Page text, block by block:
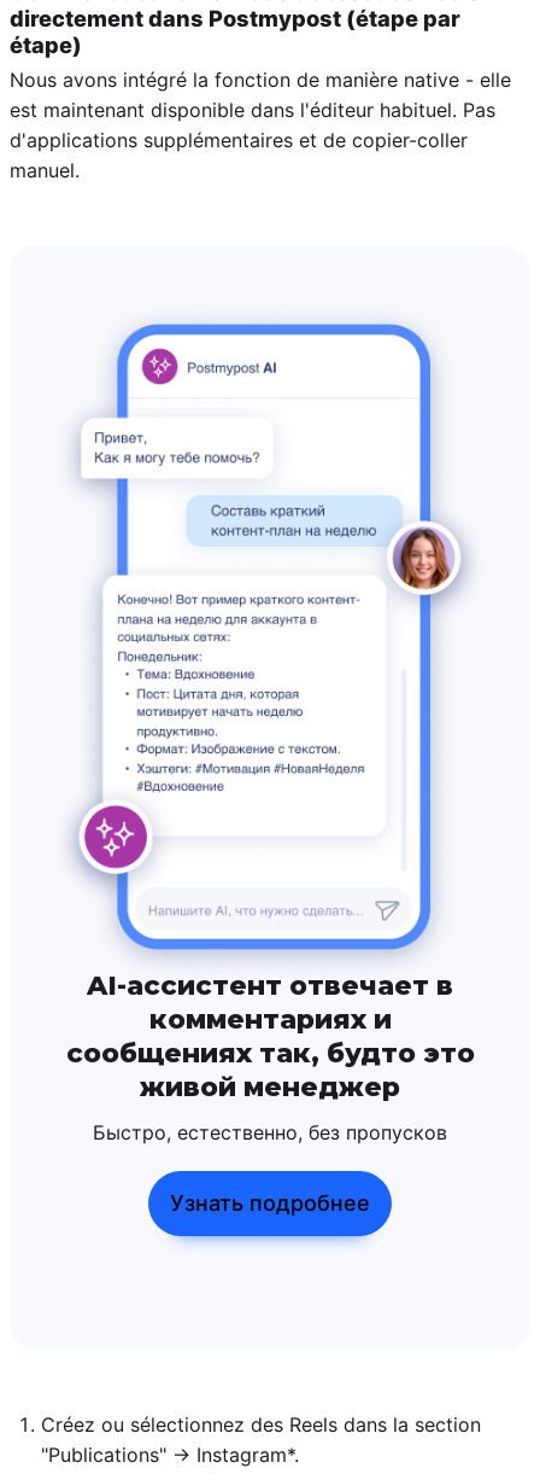
directement dans Postmypost (étape par
étape)
Nous avons intégré la fonction de manière native - elle
est maintenant disponible dans l'éditeur habituel. Pas
d'applications supplémentaires et de copier-coller
manuel.
AI-ассистент отвечает в
комментариях и
сообщениях так, будто это
живой менеджер
Быстро, естественно, без пропусков
Узнать подробнее
Créez ou sélectionnez des Reels dans la section
"Publications" → Instagram*.